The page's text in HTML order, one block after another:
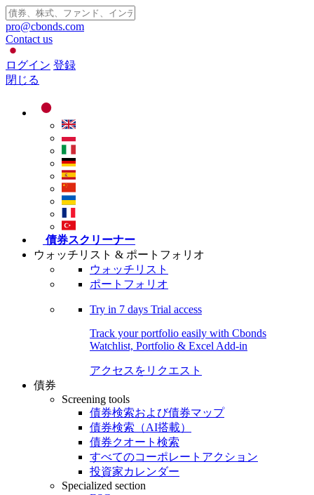
pro@cbonds.com
Contact us
ログイン 登録
閉じる
債券スクリーナー
ウォッチリスト & ポートフォリオ
ウォッチリスト
ポートフォリオ
Try in 7 days Trial access
Track your portfolio easily with Cbonds
Watchlist, Portfolio & Excel Add-in
アクセスをリクエスト
債券
Screening tools
債券検索および債券マップ
債券検索（AI搭載）
債券クオート検索
すべてのコーポレートアクション
投資家カレンダー
Specialized section